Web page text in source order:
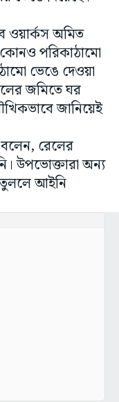
ওয়ার্কস অমিত
পরিকাঠামো
ভেঙে দেওয়া
জমিতে ঘর
জানিয়েই
রেলের
উপভোক্তারা অন্য
তুললে আইনি